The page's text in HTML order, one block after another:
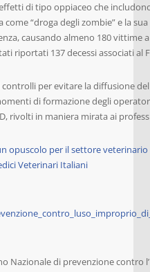
di tipo oppiaceo che
come “droga degli zombie” e la
causando almeno 180
riportati 137 decessi associati al
per evitare la diffusione
di formazione degli
rivolti in maniera mirata ai
opuscolo per il settore
Veterinari Italiani
Nazionale di prevenzione contro